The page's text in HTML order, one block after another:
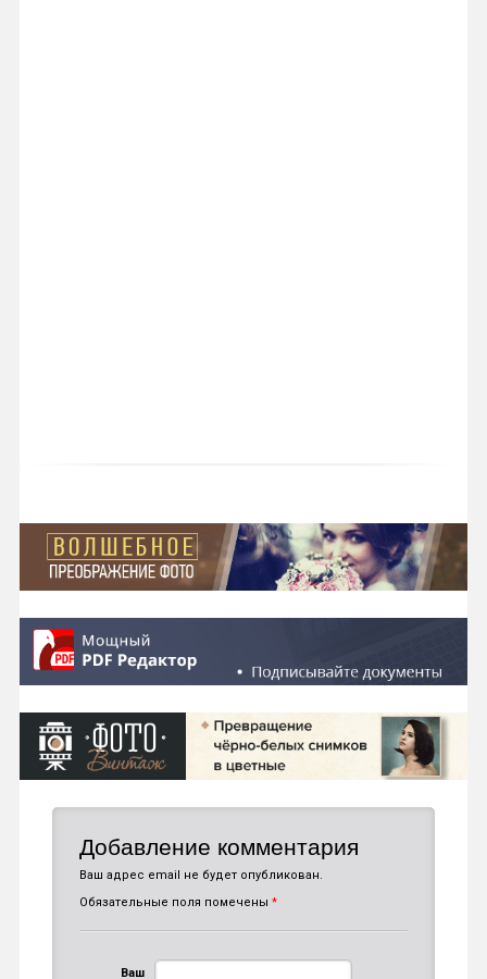
Добавление комментария
Ваш адрес email не будет опубликован.
Обязательные поля помечены *
Ваш